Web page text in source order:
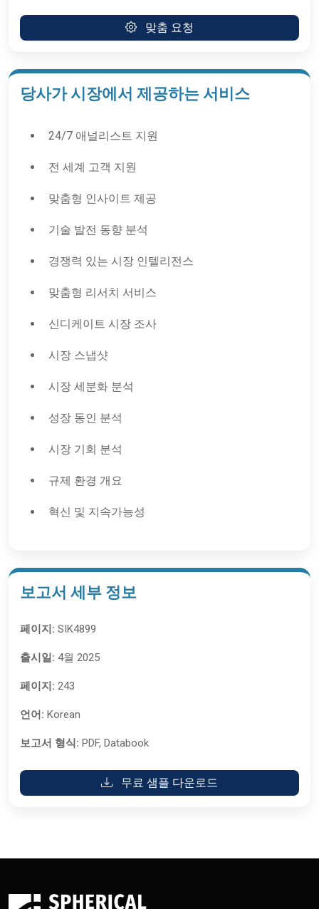
맞춤 요청
당사가 시장에서 제공하는 서비스
24/7 애널리스트 지원
전 세계 고객 지원
맞춤형 인사이트 제공
기술 발전 동향 분석
경쟁력 있는 시장 인텔리전스
맞춤형 리서치 서비스
신디케이트 시장 조사
시장 스냅샷
시장 세분화 분석
성장 동인 분석
시장 기회 분석
규제 환경 개요
혁신 및 지속가능성
보고서 세부 정보
페이지: SIK4899
출시일: 4월 2025
페이지: 243
언어: Korean
보고서 형식: PDF, Databook
무료 샘플 다운로드